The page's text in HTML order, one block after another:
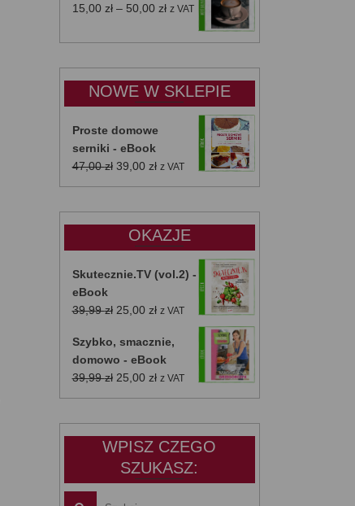
15,00 zł – 50,00 złZakres
od
do
50,00 zł
z VAT
NOWE W SKLEPIE
Proste domowe
serniki - eBook
47,00zł Pierwotna
cena
39,00 złAktualna
cena
z VAT
OKAZJE
Skutecznie.TV (vol.2) -
eBook
39,99zł Pierwotna
wynosiła:
39,99 zł.
25,00 złAktualna
wynosi:
25,00 zł.
z VAT
Szybko, smacznie,
domowo - eBook
39,99zł Pierwotna
cena
25,00 złAktualna
cena
z VAT
WPISZ CZEGO
SZUKASZ: